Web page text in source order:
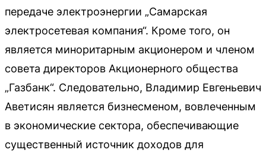
передаче электроэнергии „Самарская
электросетевая компания“. Кроме того, он
является миноритарным акционером и членом
совета директоров Акционерного общества
„Газбанк“. Следовательно, Владимир Евгеньевич
Аветисян является бизнесменом, вовлеченным
в экономические сектора, обеспечивающие
существенный источник доходов для